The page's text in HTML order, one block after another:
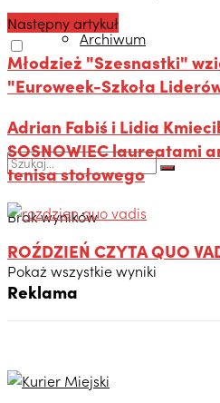
Archiwum
Brak wyników
Pokaż wszystkie wyniki
Następny artykuł
Młodzież "Szesnastki"
"Euroweek-Szkoła
Adrian Fabiś i Lidia
SOSNOWIEC laureatami
tenisa stołowego
ROŹDZIEŃ CZYTA QUO
Reklama